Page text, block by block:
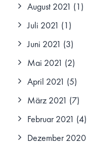
August 2021 (1)
Juli 2021 (1)
Juni 2021 (3)
Mai 2021 (2)
April 2021 (5)
März 2021 (7)
Februar 2021 (4)
Dezember 2020